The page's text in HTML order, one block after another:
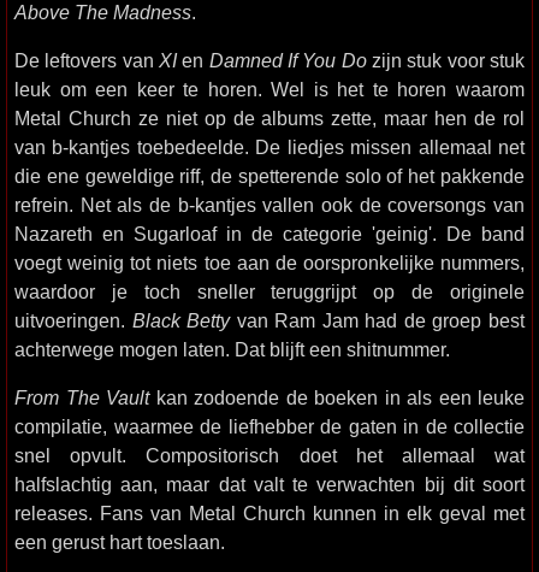
Above The Madness.
De leftovers van XIen Damned If You Dozijn stuk voor stuk
leuk om een keer te horen. Wel is het te horen waarom
Metal Church ze niet op de albums zette, maar hen de rol
van b-kantjes toebedeelde. De liedjes missen allemaal net
die ene geweldige riff, de spetterende solo of het pakkende
refrein. Net als de b-kantjes vallen ook de coversongs van
Nazareth en Sugarloaf in de categorie 'geinig'. De band
voegt weinig tot niets toe aan de oorspronkelijke nummers,
waardoor je toch sneller teruggrijpt op de originele
uitvoeringen. Black Bettyvan Ram Jam had de groep best
achterwege mogen laten. Dat blijft een shitnummer.
From The Vaultkan zodoende de boeken in als een leuke
compilatie, waarmee de liefhebber de gaten in de collectie
snel opvult. Compositorisch doet het allemaal wat
halfslachtig aan, maar dat valt te verwachten bij dit soort
releases. Fans van Metal Church kunnen in elk geval met
een gerust hart toeslaan.